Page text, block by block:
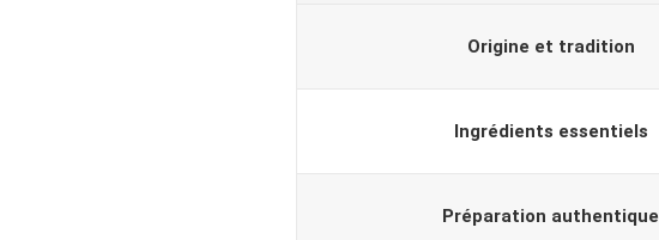
Origine et tradition
Ingrédients essentiels
Préparation authentique